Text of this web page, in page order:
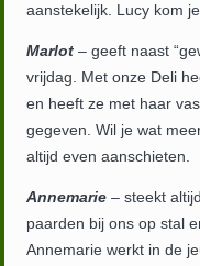
aanstekelijk. Lucy kom
Marlot– geeft naast
vrijdag. Met onze Deli
en heeft ze met haar
gegeven. Wil je wat
altijd even aanschieten.
Annemarie– steekt
paarden bij ons op stal
Annemarie werkt in de